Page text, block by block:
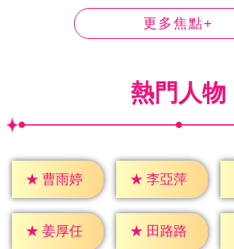
更多焦點+
熱門人物
★ 曹雨婷 ★ 李亞萍
★ 姜厚任 ★ 田路路